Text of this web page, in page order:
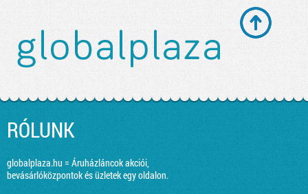
RÓLUNK
globalplaza.hu = Áruházláncok akciói,
bevásárlóközpontok és üzletek egy oldalon.